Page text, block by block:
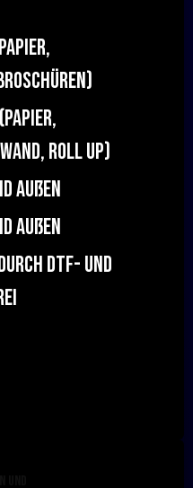
Roll up)
außen
außen
DTF- und